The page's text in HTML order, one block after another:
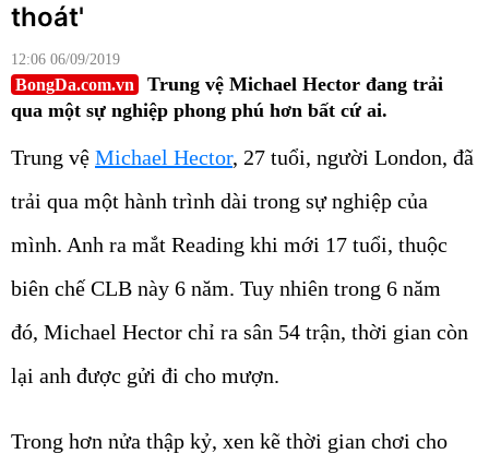
thoát'
12:06 06/09/2019
BongDa.com.vn
Trung vệ Michael Hector đang trải
qua một sự nghiệp phong phú hơn bất cứ ai.
Trung vệ Michael Hector, 27 tuổi, người London, đã
trải qua một hành trình dài trong sự nghiệp của
mình. Anh ra mắt Reading khi mới 17 tuổi, thuộc
biên chế CLB này 6 năm. Tuy nhiên trong 6 năm
đó, Michael Hector chỉ ra sân 54 trận, thời gian còn
lại anh được gửi đi cho mượn.
Trong hơn nửa thập kỷ, xen kẽ thời gian chơi cho